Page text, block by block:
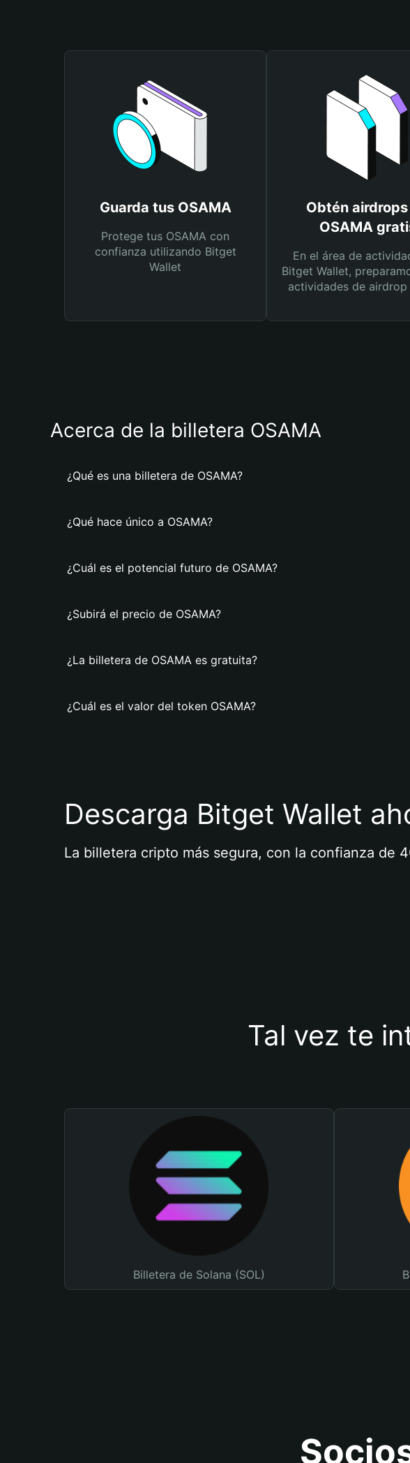
Guarda tus OSAMA
Protege tus OSAMA con
confianza utilizando Bitget
Wallet
Obtén
OSAMA
En el área de
Bitget Wallet,
actividades de airdrop
Acerca de la billetera OSAMA
¿Qué es una billetera de OSAMA?
¿Qué hace único a OSAMA?
¿Cuál es el potencial futuro de OSAMA?
¿Subirá el precio de OSAMA?
¿La billetera de OSAMA es gratuita?
¿Cuál es el valor del token OSAMA?
Descarga Bitget Wallet
La billetera cripto más segura, con la confianza de
Tal vez te
Billetera de Solana (SOL)